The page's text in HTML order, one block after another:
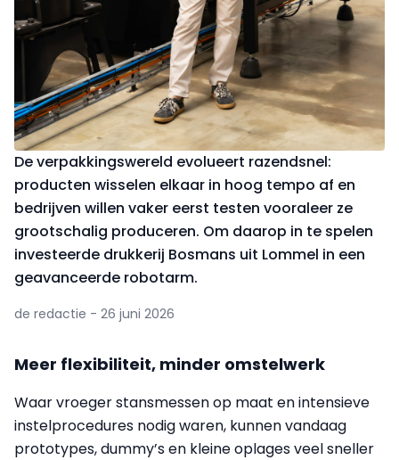
De verpakkingswereld evolueert razendsnel:
producten wisselen elkaar in hoog tempo af en
bedrijven willen vaker eerst testen vooraleer ze
grootschalig produceren. Om daarop in te spelen
investeerde drukkerij Bosmans uit Lommel in een
geavanceerde robotarm.
de redactie - 26 juni 2026
Meer flexibiliteit, minder omstelwerk
Waar vroeger stansmessen op maat en intensieve
instelprocedures nodig waren, kunnen vandaag
prototypes, dummy’s en kleine oplages veel sneller